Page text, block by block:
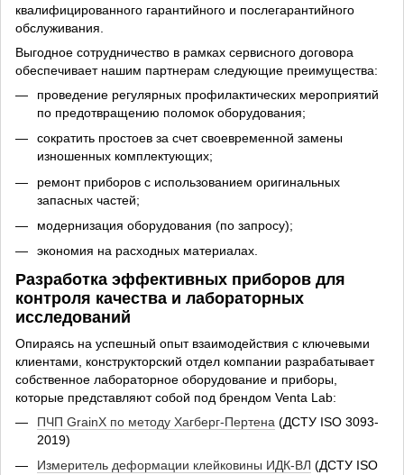
квалифицированного гарантийного и послегарантийного
обслуживания.
Выгодное сотрудничество в рамках сервисного договора
обеспечивает нашим партнерам следующие преимущества:
проведение регулярных профилактических мероприятий
по предотвращению поломок оборудования;
сократить простоев за счет своевременной замены
изношенных комплектующих;
ремонт приборов с использованием оригинальных
запасных частей;
модернизация оборудования (по запросу);
экономия на расходных материалах.
Разработка эффективных приборов для
контроля качества и лабораторных
исследований
Опираясь на успешный опыт взаимодействия с ключевыми
клиентами, конструкторский отдел компании разрабатывает
собственное лабораторное оборудование и приборы,
которые представляют собой под брендом Venta Lab:
ПЧП GrainX по методу Хагберг-Пертена (ДСТУ ISO 3093-
2019)
Измеритель деформации клейковины ИДК-ВЛ (ДСТУ ISO